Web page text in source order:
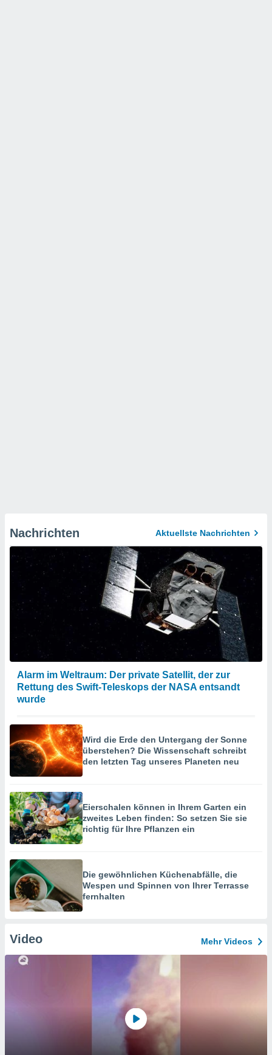
Nachrichten Aktuellste Nachrichten
Alarm im Weltraum: Der private Satellit, der zur
Rettung des Swift-Teleskops der NASA entsandt
wurde
Wird die Erde den Untergang der Sonne
überstehen? Die Wissenschaft schreibt
den letzten Tag unseres Planeten neu
Eierschalen können in Ihrem Garten ein
zweites Leben finden: So setzen Sie sie
richtig für Ihre Pflanzen ein
Die gewöhnlichen Küchenabfälle, die
Wespen und Spinnen von Ihrer Terrasse
fernhalten
Video Mehr Videos